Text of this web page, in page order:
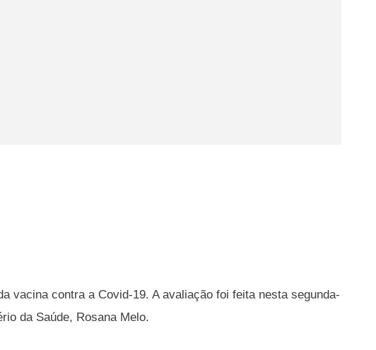
vacina contra a Covid-19. A avaliação foi feita nesta segunda-
da Saúde, Rosana Melo.